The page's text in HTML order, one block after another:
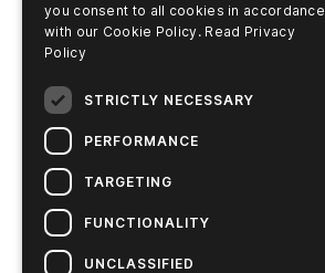
L'histoire d'Hygiena
you consent to all cookies in accordance
with our Cookie Policy. Read Privacy
Policy
STRICTLY NECESSARY
PERFORMANCE
TARGETING
FUNCTIONALITY
UNCLASSIFIED